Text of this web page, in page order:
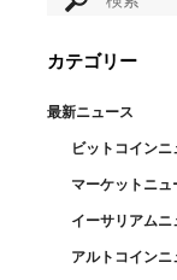
カテゴリー
最新ニュース
ビットコインニ
マーケットニュ
イーサリアムニ
アルトコインニ